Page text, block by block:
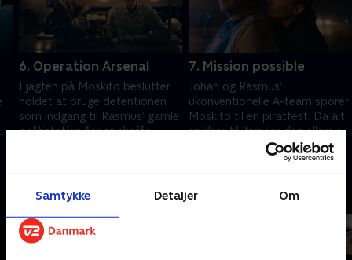
Samtykke Detaljer Om
6. Operation Arsenal
I jagten på Moskito beslutter
holdet at bruge detentionen
som indgang til Rasmus’ gamle
politistation for at skaffe
7. Mission possible
Johan og Rasmus’
ukonventionelle A-team sporer
Moskito til en piratfest. Da alt
spidser til, træder den ellers så
forsigtige Rasmus i karakter.
28. november 2025 • 25 min
Andre så også